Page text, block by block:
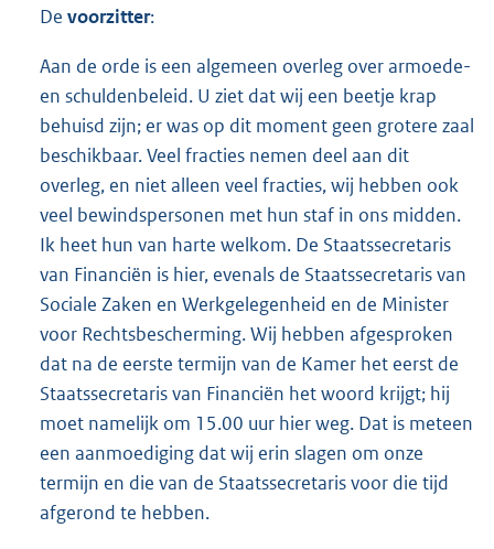
De voorzitter:
Aan de orde is een algemeen overleg over armoede-
en schuldenbeleid. U ziet dat wij een beetje krap
behuisd zijn; er was op dit moment geen grotere zaal
beschikbaar. Veel fracties nemen deel aan dit
overleg, en niet alleen veel fracties, wij hebben ook
veel bewindspersonen met hun staf in ons midden.
Ik heet hun van harte welkom. De Staatssecretaris
van Financiën is hier, evenals de Staatssecretaris van
Sociale Zaken en Werkgelegenheid en de Minister
voor Rechtsbescherming. Wij hebben afgesproken
dat na de eerste termijn van de Kamer het eerst de
Staatssecretaris van Financiën het woord krijgt; hij
moet namelijk om 15.00 uur hier weg. Dat is meteen
een aanmoediging dat wij erin slagen om onze
termijn en die van de Staatssecretaris voor die tijd
afgerond te hebben.